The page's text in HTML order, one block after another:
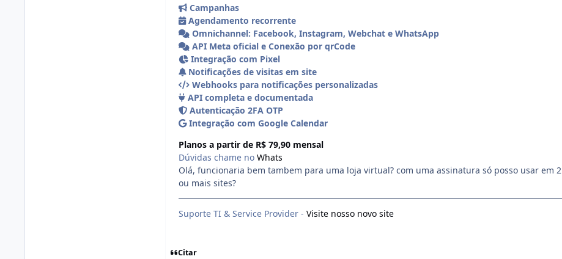
Campanhas
Agendamento recorrente
Omnichannel: Facebook, Instagram, Webchat e WhatsApp
API Meta oficial e Conexão por qrCode
Integração com Pixel
Notificações de visitas em site
Webhooks para notificações personalizadas
API completa e documentada
Autenticação 2FA OTP
Integração com Google Calendar
Planos a partir de R$ 79,90 mensal
Dúvidas chame no Whats
Olá, funcionaria bem tambem para uma loja virtual? com uma assinatura só posso usar em 2
ou mais sites?
Suporte TI & Service Provider - Visite nosso novo site
Citar